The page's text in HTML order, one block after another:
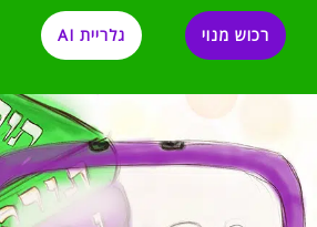
רכוש מנוי גלריית AI